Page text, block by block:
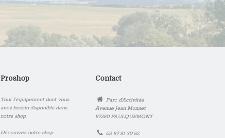
Évènements
Proshop
Tout l’équipement dont vous
avez besoin disponible dans
notre shop.
Découvrez notre shop
Contact
Parc d'Activités
Avenue Jean Monnet
57380 FAULQUEMONT
03 87 81 30 52